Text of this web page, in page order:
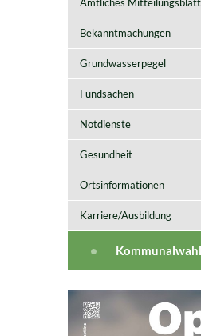
Bekanntmachungen
Grundwasserpegel
Fundsachen
Notdienste
Gesundheit
Ortsinformationen
Karriere/Ausbildung